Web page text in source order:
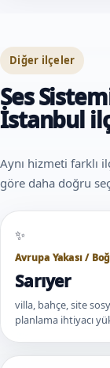
Diğer ilçeler
Ses
İstanbul
Aynı hizmeti farklı
göre daha doğru
Avrupa Yakası /
Sarıyer
villa, bahçe, site
planlama ihtiyacı